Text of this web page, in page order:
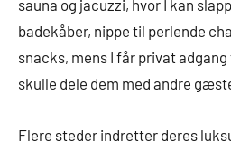
sauna og jacuzzi, hvor I kan
badekåber, nippe til perlende
snacks, mens I får privat
skulle dele dem med andre
Flere steder indretter deres